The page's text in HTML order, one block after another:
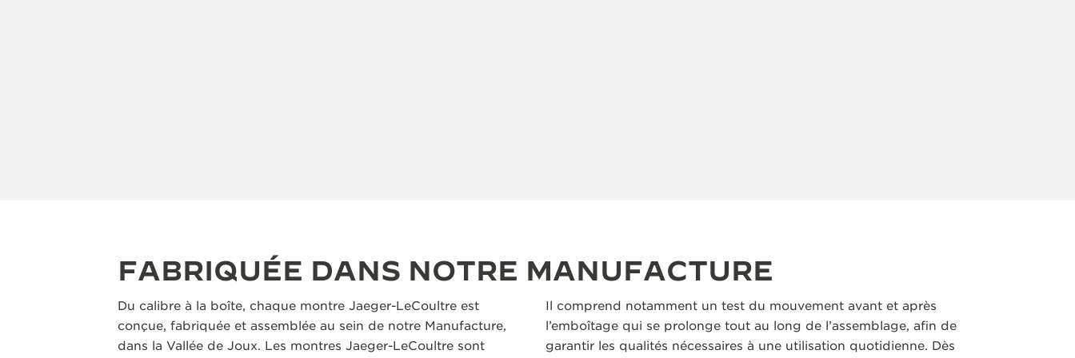
FABRIQUÉE DANS NOTRE MANUFACTURE
Du calibre à la boîte, chaque montre Jaeger-LeCoultre est
conçue, fabriquée et assemblée au sein de notre Manufacture,
dans la Vallée de Joux. Les montres Jaeger-LeCoultre sont
Il comprend notamment un test du mouvement avant et après
l’emboîtage qui se prolonge tout au long de l’assemblage, afin de
garantir les qualités nécessaires à une utilisation quotidienne. Dès